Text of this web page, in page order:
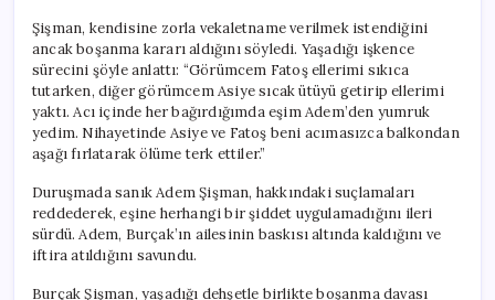
Şişman, kendisine zorla vekaletname verilmek istendiğini
ancak boşanma kararı aldığını söyledi. Yaşadığı işkence
sürecini şöyle anlattı: “Görümcem Fatoş ellerimi sıkıca
tutarken, diğer görümcem Asiye sıcak ütüyü getirip ellerimi
yaktı. Acı içinde her bağırdığımda eşim Adem’den yumruk
yedim. Nihayetinde Asiye ve Fatoş beni acımasızca balkondan
aşağı fırlatarak ölüme terk ettiler.”
Duruşmada sanık Adem Şişman, hakkındaki suçlamaları
reddederek, eşine herhangi bir şiddet uygulamadığını ileri
sürdü. Adem, Burçak’ın ailesinin baskısı altında kaldığını ve
iftira atıldığını savundu.
Burçak Şişman, yaşadığı dehşetle birlikte boşanma davası